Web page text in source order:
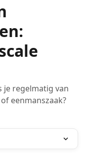
je regelmatig van
eenmanszaak?